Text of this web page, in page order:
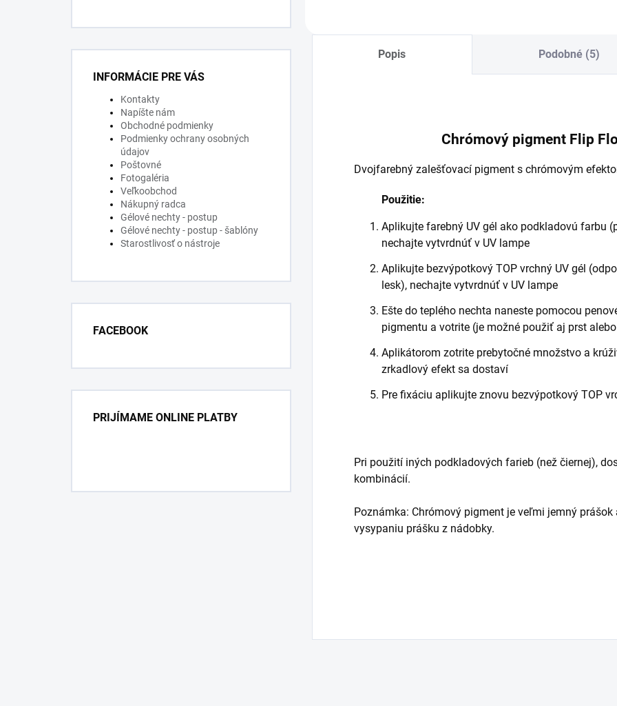
INFORMÁCIE PRE VÁS
Kontakty
Napíšte nám
Obchodné podmienky
Podmienky ochrany osobných
údajov
Poštovné
Fotogaléria
Veľkoobchod
Nákupný radca
Gélové nechty - postup
Gélové nechty - postup - šablóny
Starostlivosť o nástroje
FACEBOOK
PRIJÍMAME ONLINE PLATBY
Popis Podobné (5)
Chrómový pigment Flip
Dvojfarebný zalešťovací pigment s chrómovým
Použitie:
Aplikujte farebný UV gél ako podkladovú farbu
nechajte vytvrdnúť v UV lampe
Aplikujte bezvýpotkový TOP vrchný UV gél
lesk), nechajte vytvrdnúť v UV lampe
Ešte do teplého nechta naneste pomocou
pigmentu a votrite (je možné použiť aj prst
Aplikátorom zotrite prebytočné množstvo a
zrkadlový efekt sa dostaví
Pre fixáciu aplikujte znovu bezvýpotkový TOP
Pri použití iných podkladových farieb (než čiernej),
kombinácií.
Poznámka: Chrómový pigment je veľmi jemný
vysypaniu prášku z nádobky.